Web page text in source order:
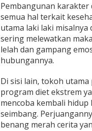
Pembangunan karakter
semua hal terkait
utama laki laki
sering melewatkan
lelah dan gampang
hubungannya.
Di sisi lain, tokoh
program diet ekstrem
mencoba kembali
seimbang.
benang merah cerita